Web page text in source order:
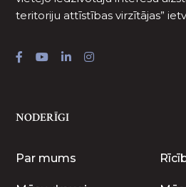
teritoriju attīstības virzītājas”
NODERĪGI
Par mums